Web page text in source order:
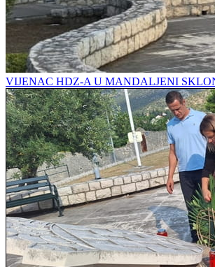
VIJENAC HDZ-A U MANDALJENI